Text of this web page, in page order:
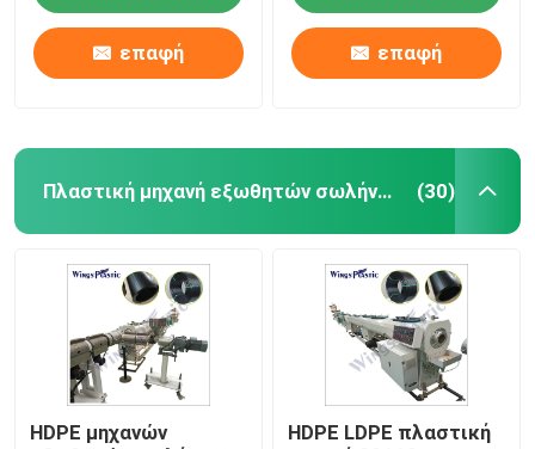
Προϊόντα
Περίπου εμείς
επαφή επαφή
Πλαστική μηχανή εξωθητών σωλήνων (30)
HDPE μηχανών
HDPE LDPE πλαστική